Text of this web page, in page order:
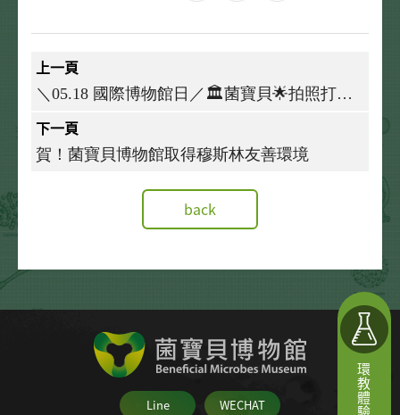
上一頁
＼05.18 國際博物館日／🏛️菌寶貝🌟拍照打卡
活動🧸
下一頁
賀！菌寶貝博物館取得穆斯林友善環境
back
Line WECHAT